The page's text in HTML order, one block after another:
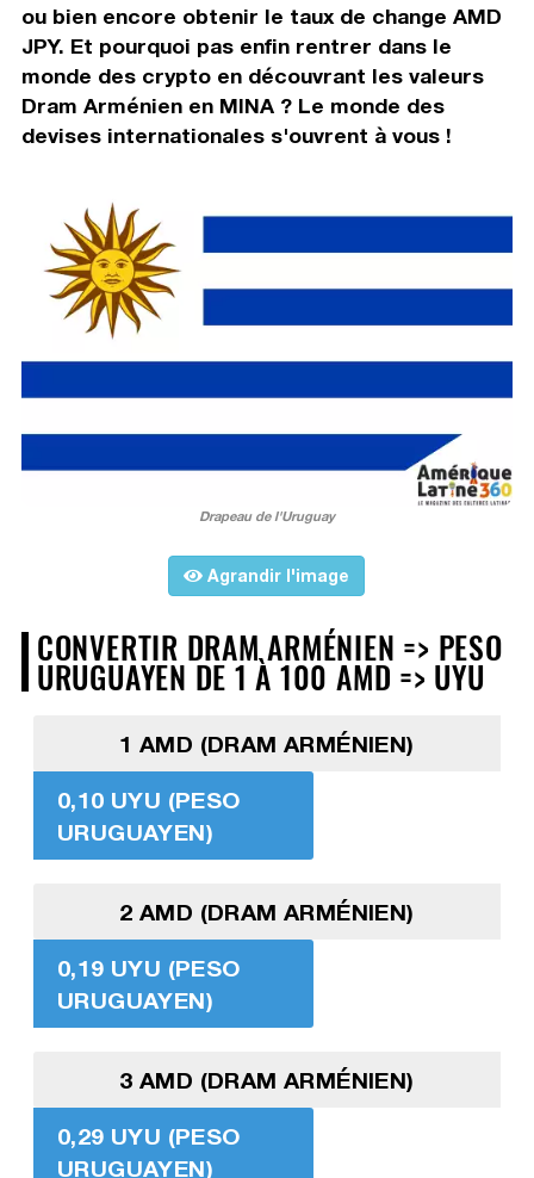
ou bien encore obtenir le taux de change AMD
JPY. Et pourquoi pas enfin rentrer dans le
monde des crypto en découvrant les valeurs
Dram Arménien en MINA ? Le monde des
devises internationales s'ouvrent à vous !
Drapeau de l'Uruguay
Agrandir l'image
CONVERTIR DRAM ARMÉNIEN => PESO
URUGUAYEN DE 1 À 100 AMD => UYU
1 AMD (DRAM ARMÉNIEN)
0,10 UYU (PESO
URUGUAYEN)
2 AMD (DRAM ARMÉNIEN)
0,19 UYU (PESO
URUGUAYEN)
3 AMD (DRAM ARMÉNIEN)
0,29 UYU (PESO
URUGUAYEN)